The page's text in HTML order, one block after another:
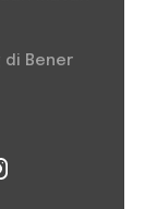
di Bener